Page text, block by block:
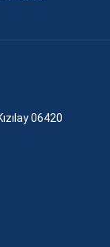
06420